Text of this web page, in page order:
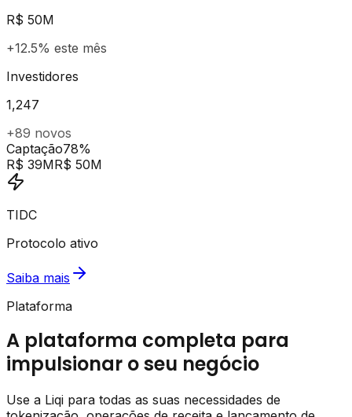
R$ 50M
+12.5% este mês
Investidores
1,247
+89 novos
Captação78%
R$ 39MR$ 50M
TIDC
Protocolo ativo
Saiba mais
Plataforma
A plataforma completa para
impulsionar o seu negócio
Use a Liqi para todas as suas necessidades de